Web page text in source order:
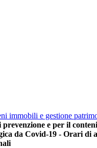
immobili e gestione
e per il
da Covid-19 - Orari di